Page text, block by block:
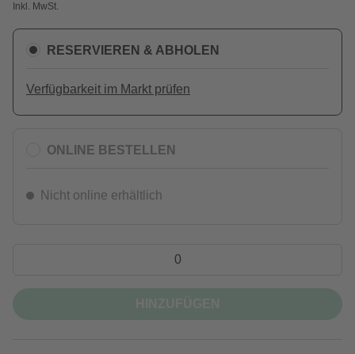
Inkl. MwSt.
RESERVIEREN & ABHOLEN
Verfügbarkeit im Markt prüfen
ONLINE BESTELLEN
Nicht online erhältlich